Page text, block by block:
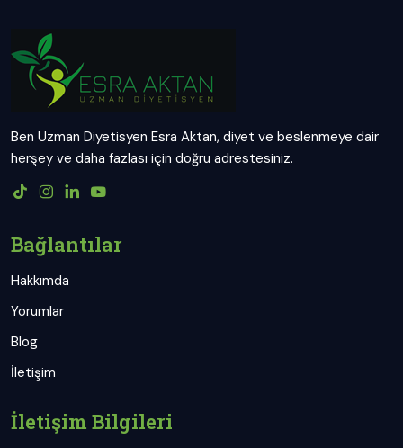
Ben Uzman Diyetisyen Esra Aktan, diyet ve beslenmeye dair
herşey ve daha fazlası için doğru adrestesiniz.
Bağlantılar
Hakkımda
Yorumlar
Blog
İletişim
İletişim Bilgileri